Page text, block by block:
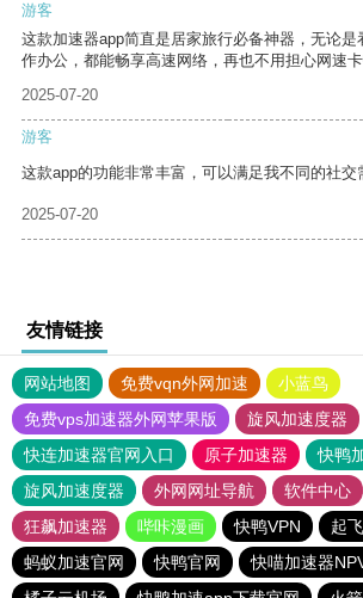
游客
这款加速器app简直是居家旅行必备神器，无论
作办公，都能畅享高速网络，再也不用担心网速卡
2025-07-20
游客
这款app的功能非常丰富，可以满足我不同的社交
2025-07-20
友情链接
网站地图 免费vqn外网加速
小蓝鸟
免费vps加速器外网苹果版
旋风加速度器
快连加速器官网入口
原子加速器
快鸭
旋风加速度器
外网网址导航 软件中心
狂飙加速器
哔咔漫画 快鸭VPN
起
蚂蚁加速官网
快鸭官网 快喵加速器